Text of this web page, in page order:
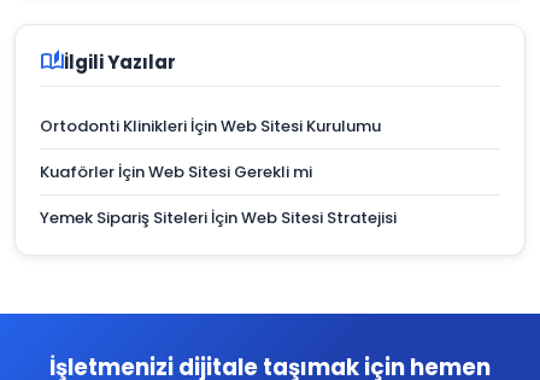
auto_storiesİlgili Yazılar
Ortodonti Klinikleri İçin Web Sitesi Kurulumu
Kuaförler İçin Web Sitesi Gerekli mi
Yemek Sipariş Siteleri İçin Web Sitesi Stratejisi
İşletmenizi dijitale taşımak için hemen